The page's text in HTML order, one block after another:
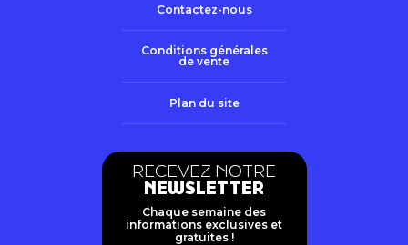
Contactez-nous
Conditions générales
de vente
Plan du site
RECEVEZ NOTRE
NEWSLETTER
Chaque semaine des
informations exclusives et
gratuites !